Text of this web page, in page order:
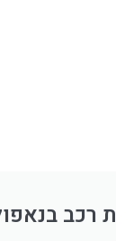
רכב